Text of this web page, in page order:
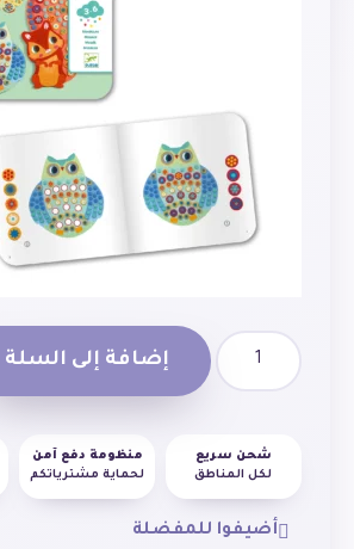
إضافة إلى السلة
شحن سريع
لكل المناطق
منظومة دفع آمن
لحماية مشترياتكم
أضيفوا للمفضلة